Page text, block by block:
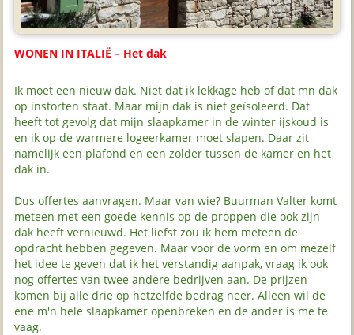
WONEN IN ITALIË – Het dak
Ik moet een nieuw dak. Niet dat ik lekkage heb of dat mn dak
op instorten staat. Maar mijn dak is niet geïsoleerd. Dat
heeft tot gevolg dat mijn slaapkamer in de winter ijskoud is
en ik op de warmere logeerkamer moet slapen. Daar zit
namelijk een plafond en een zolder tussen de kamer en het
dak in.
Dus offertes aanvragen. Maar van wie? Buurman Valter komt
meteen met een goede kennis op de proppen die ook zijn
dak heeft vernieuwd. Het liefst zou ik hem meteen de
opdracht hebben gegeven. Maar voor de vorm en om mezelf
het idee te geven dat ik het verstandig aanpak, vraag ik ook
nog offertes van twee andere bedrijven aan. De prijzen
komen bij alle drie op hetzelfde bedrag neer. Alleen wil de
ene m'n hele slaapkamer openbreken en de ander is me te
vaag.